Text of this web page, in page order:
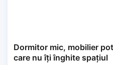
Dormitor mic, mobilier
care nu îți înghite spațiul